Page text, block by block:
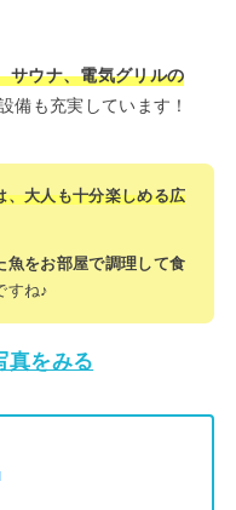
サウナ、電気グリルの
備も充実しています！
、大人も十分楽しめる広
魚をお部屋で調理して食
すね♪
真をみる